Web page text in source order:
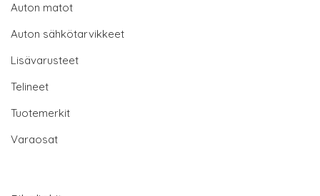
Auton matot
Auton sähkötarvikkeet
Lisävarusteet
Telineet
Tuotemerkit
Varaosat